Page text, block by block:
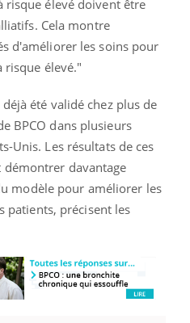
risque élevé doivent être
Cela montre
d'améliorer les soins pour
risque élevé."
été validé chez plus de
BPCO dans plusieurs
Unis. Les résultats de ces
davantage
modèle pour améliorer les
patients, précisent les